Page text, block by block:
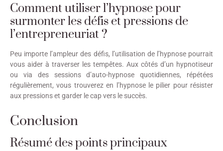
Comment utiliser l’hypnose pour
surmonter les défis et pressions de
l’entrepreneuriat ?
Peu importe l’ampleur des défis, l’utilisation de l’hypnose pourrait
vous aider à traverser les tempêtes. Aux côtés d’un hypnotiseur
ou via des sessions d’auto-hypnose quotidiennes, répétées
régulièrement, vous trouverez en l’hypnose le pilier pour résister
aux pressions et garder le cap vers le succès.
Conclusion
Résumé des points principaux